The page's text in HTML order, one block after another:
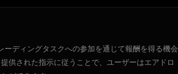
ディングタスクへの参加を通じて報酬を得る機会
供された指示に従うことで、ユーザーはエアドロ